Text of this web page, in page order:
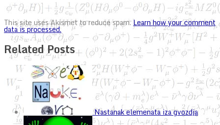
This site uses Akismet to reduce spam. Learn how your comment
data is processed.
Related Posts
Nastanak elemenata iza gvozdja